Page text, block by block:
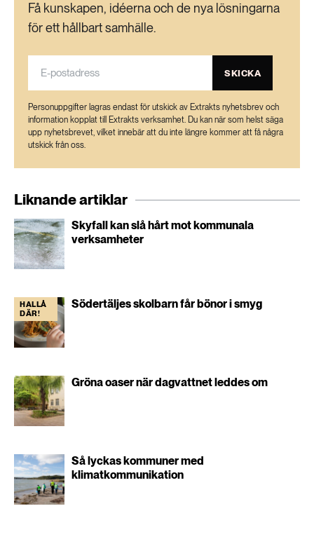
Få kunskapen, idéerna och de nya lösningarna
för ett hållbart samhälle.
SKICKA
Personuppgifter lagras endast för utskick av Extrakts nyhetsbrev och
information kopplat till Extrakts verksamhet. Du kan när som helst säga
upp nyhetsbrevet, vilket innebär att du inte längre kommer att få några
utskick från oss.
Liknande artiklar
Skyfall kan slå hårt mot kommunala
verksamheter
HALLÅ
DÄR!
Södertäljes skolbarn får bönor i smyg
Gröna oaser när dagvattnet leddes om
Så lyckas kommuner med
klimatkommunikation